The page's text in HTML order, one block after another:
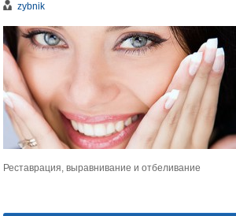
zybnik
Реставрация, выравнивание и отбеливание